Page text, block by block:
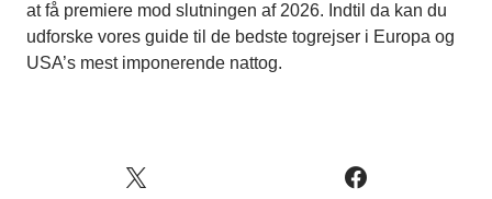
at få premiere mod slutningen af 2026. Indtil da kan du
udforske vores guide til de bedste togrejser i Europa og
USA’s mest imponerende nattog.